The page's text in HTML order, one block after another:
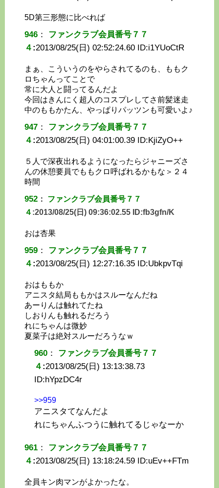
5D第三形態に比べれば
946 ： ファンクラブ会員番号７７
４ :2013/08/25(日) 02:52:24.60 ID:i1YUoCtR
まぁ、こういうのをやらされてるのも、ももク
ロちゃんってことで
常に大人と闘ってるんだよ
今回はきんにく超人のコスプレしてさ前髪迷走
中のももかたん、やっぱりパッツンも可愛いよ♪
947 ： ファンクラブ会員番号７７
４ :2013/08/25(日) 04:01:00.39 ID:KjiZyO++
５人で深夜出れるようになったらジャニーズさ
んの休憩要員でももクロ呼ばれるかもな＞２４
時間
952 ： ファンクラブ会員番号７７
４ :2013/08/25(日) 09:36:02.55 ID:fb3gfn/K
おは杏果
959 ： ファンクラブ会員番号７７
４ :2013/08/25(日) 12:27:16.35 ID:UbkpvTqi
おはももか
アニスタ結局ももかはスルーなんだね
あーりんは触れてたね
しおりんも触れるだろう
れにちゃんは微妙
夏菜子は絶対スルーだろうなｗ
960 ： ファンクラブ会員番号７７
４ :2013/08/25(日) 13:13:38.73
ID:hYpzDC4r
>>959
アニスタてなんだよ
れにちゃんふつうに触れてるじゃなーか
961 ： ファンクラブ会員番号７７
４ :2013/08/25(日) 13:18:24.59 ID:uEv++FTm
全員キン肉マンがよかったな。